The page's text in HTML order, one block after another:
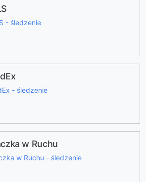
- śledzenie
- śledzenie
w Ruchu
w Ruchu - śledzenie